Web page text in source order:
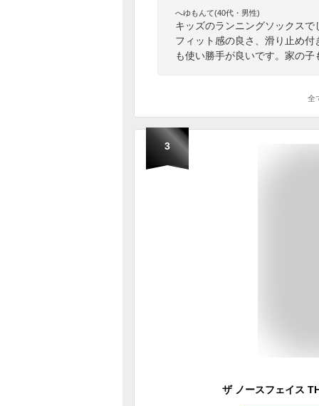
へゆもんて(40代・男性)
キッズのランニングソックス
フィット感の良さ、滑り止め
も使い勝手が良いです。家の
全
3